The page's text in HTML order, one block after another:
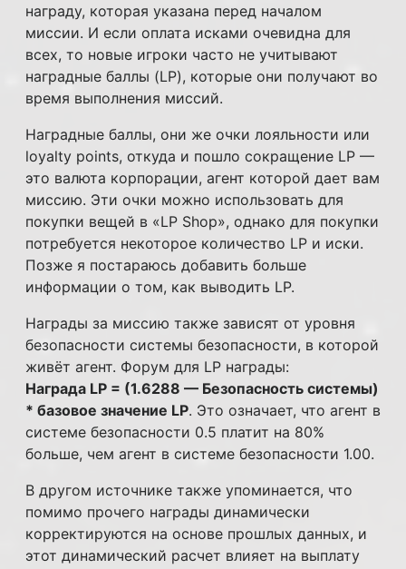
награду, которая указана перед началом
миссии. И если оплата исками очевидна для
всех, то новые игроки часто не учитывают
наградные баллы (LP), которые они получают во
время выполнения миссий.
Наградные баллы, они же очки лояльности или
loyalty points, откуда и пошло сокращение LP —
это валюта корпорации, агент которой дает вам
миссию. Эти очки можно использовать для
покупки вещей в «LP Shop», однако для покупки
потребуется некоторое количество LP и иски.
Позже я постараюсь добавить больше
информации о том, как выводить LP.
Награды за миссию также зависят от уровня
безопасности системы безопасности, в которой
живёт агент. Форум для LP награды:
Награда LP = (1.6288 — Безопасность системы)
* базовое значение LP. Это означает, что агент в
системе безопасности 0.5 платит на 80%
больше, чем агент в системе безопасности 1.00.
В другом источнике также упоминается, что
помимо прочего награды динамически
корректируются на основе прошлых данных, и
этот динамический расчет влияет на выплату